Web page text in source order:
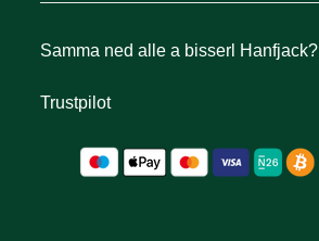
Samma ned alle a bisserl Hanfjack?
Trustpilot